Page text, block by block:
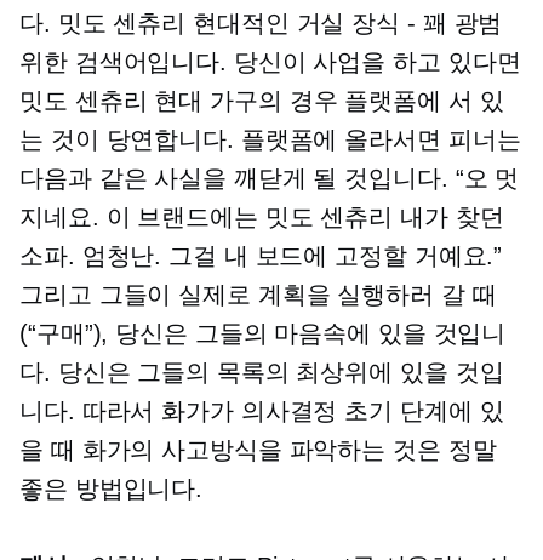
다. 밋도 센츄리 현대적인 거실 장식 - 꽤 광범
위한 검색어입니다. 당신이 사업을 하고 있다면
밋도 센츄리 현대 가구의 경우 플랫폼에 서 있
는 것이 당연합니다. 플랫폼에 올라서면 피너는
다음과 같은 사실을 깨닫게 될 것입니다. “오 멋
지네요. 이 브랜드에는 밋도 센츄리 내가 찾던
소파. 엄청난. 그걸 내 보드에 고정할 거예요.”
그리고 그들이 실제로 계획을 실행하러 갈 때
(“구매”), 당신은 그들의 마음속에 있을 것입니
다. 당신은 그들의 목록의 최상위에 있을 것입
니다. 따라서 화가가 의사결정 초기 단계에 있
을 때 화가의 사고방식을 파악하는 것은 정말
좋은 방법입니다.